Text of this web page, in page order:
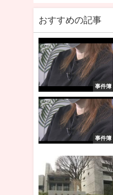
おすすめの記事
事件簿
事件簿